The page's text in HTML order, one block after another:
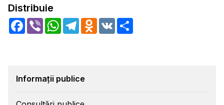
Distribuie
Facebook
Viber WhatsApp
TelegramOdnoklassniki
VK
Informații publice